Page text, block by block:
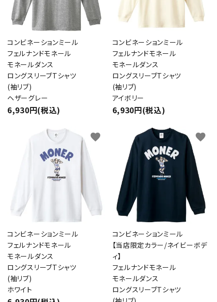
コンビネーションミール
フェルナンドモネール
モネールダンス
ロングスリーブTシャツ
(袖リブ)
ヘザーグレー
6,930円(税込)
コンビネーションミール
フェルナンドモネール
モネールダンス
ロングスリーブTシャツ
(袖リブ)
アイボリー
6,930円(税込)
コンビネーションミール
フェルナンドモネール
モネールダンス
ロングスリーブTシャツ
(袖リブ)
ホワイト
favorite
コンビネーションミール
【当店限定カラー/ネイビーボデ
ィ】
フェルナンドモネール
モネールダンス
ロングスリーブTシャツ
favorite